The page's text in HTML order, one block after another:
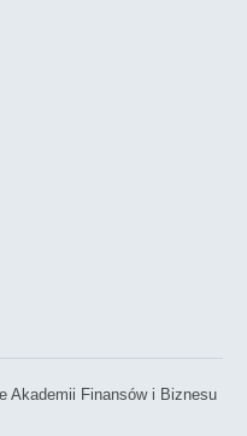
Akademii Finansów i Biznesu